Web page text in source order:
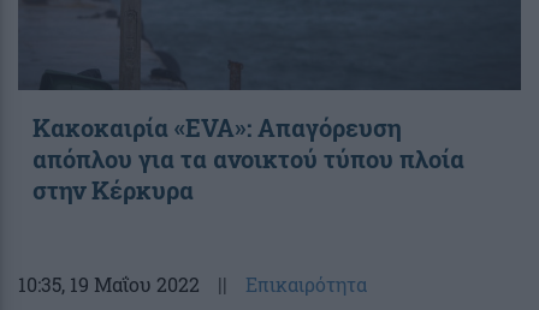
Κακοκαιρία «EVA»: Απαγόρευση
απόπλου για τα ανοικτού τύπου πλοία
στην Κέρκυρα
10:35, 19 Μαΐου 2022 || Επικαιρότητα